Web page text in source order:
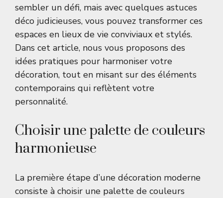
sembler un défi, mais avec quelques astuces
déco judicieuses, vous pouvez transformer ces
espaces en lieux de vie conviviaux et stylés.
Dans cet article, nous vous proposons des
idées pratiques pour harmoniser votre
décoration, tout en misant sur des éléments
contemporains qui reflètent votre
personnalité.
Choisir une palette de couleurs
harmonieuse
La première étape d’une décoration moderne
consiste à choisir une palette de couleurs